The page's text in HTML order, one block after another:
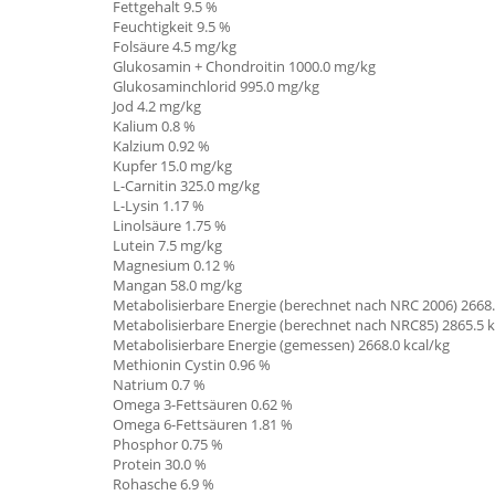
Fettgehalt 9.5 %
Feuchtigkeit 9.5 %
Folsäure 4.5 mg/kg
Glukosamin + Chondroitin 1000.0 mg/kg
Glukosaminchlorid 995.0 mg/kg
Jod 4.2 mg/kg
Kalium 0.8 %
Kalzium 0.92 %
Kupfer 15.0 mg/kg
L-Carnitin 325.0 mg/kg
L-Lysin 1.17 %
Linolsäure 1.75 %
Lutein 7.5 mg/kg
Magnesium 0.12 %
Mangan 58.0 mg/kg
Metabolisierbare Energie (berechnet nach NRC 2006)
Metabolisierbare Energie (berechnet nach NRC85) 2865.5
Metabolisierbare Energie (gemessen) 2668.0 kcal/kg
Methionin Cystin 0.96 %
Natrium 0.7 %
Omega 3-Fettsäuren 0.62 %
Omega 6-Fettsäuren 1.81 %
Phosphor 0.75 %
Protein 30.0 %
Rohasche 6.9 %